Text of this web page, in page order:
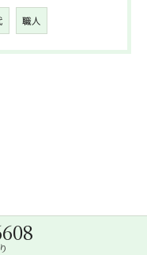
職人